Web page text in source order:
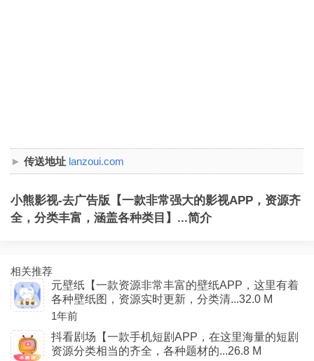
传送地址 lanzoui.com
小熊影视-去广告版【一款非常强大的影视APP，资源齐
全，分类丰富，涵盖各种类目】...简介
相关推荐
元壁纸【一款资源非常丰富的壁纸APP，这里有着
各种壁纸图，资源实时更新，分类清...32.0 M
1年前
抖看剧场【一款手机短剧APP，在这里海量的短剧
资源分类相当的齐全，各种题材的...26.8 M